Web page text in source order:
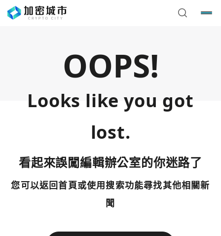
OOPS!
Looks like you got
lost.
看起來誤闖編輯辦公室的你迷路了
您可以返回首頁或使用搜索功能尋找其他相關新
聞
使用以下帳號繼續
您已閒置5分鐘，請點擊關閉按鈕或空白處，即可回到加密